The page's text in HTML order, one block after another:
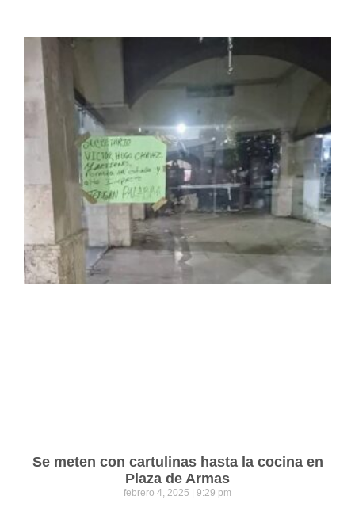
Se meten con cartulinas hasta la cocina en
Plaza de Armas
febrero 4, 2025 9:29 pm